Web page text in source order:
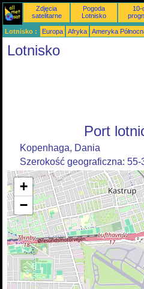
Zdjęcia
satelitarne
Pogoda
Lotnisko
10-
Lotnisko : Europa Afryka Ameryka
Lotnisko
Port
Kopenhaga, Dania
Szerokość geograficzna:
+
−